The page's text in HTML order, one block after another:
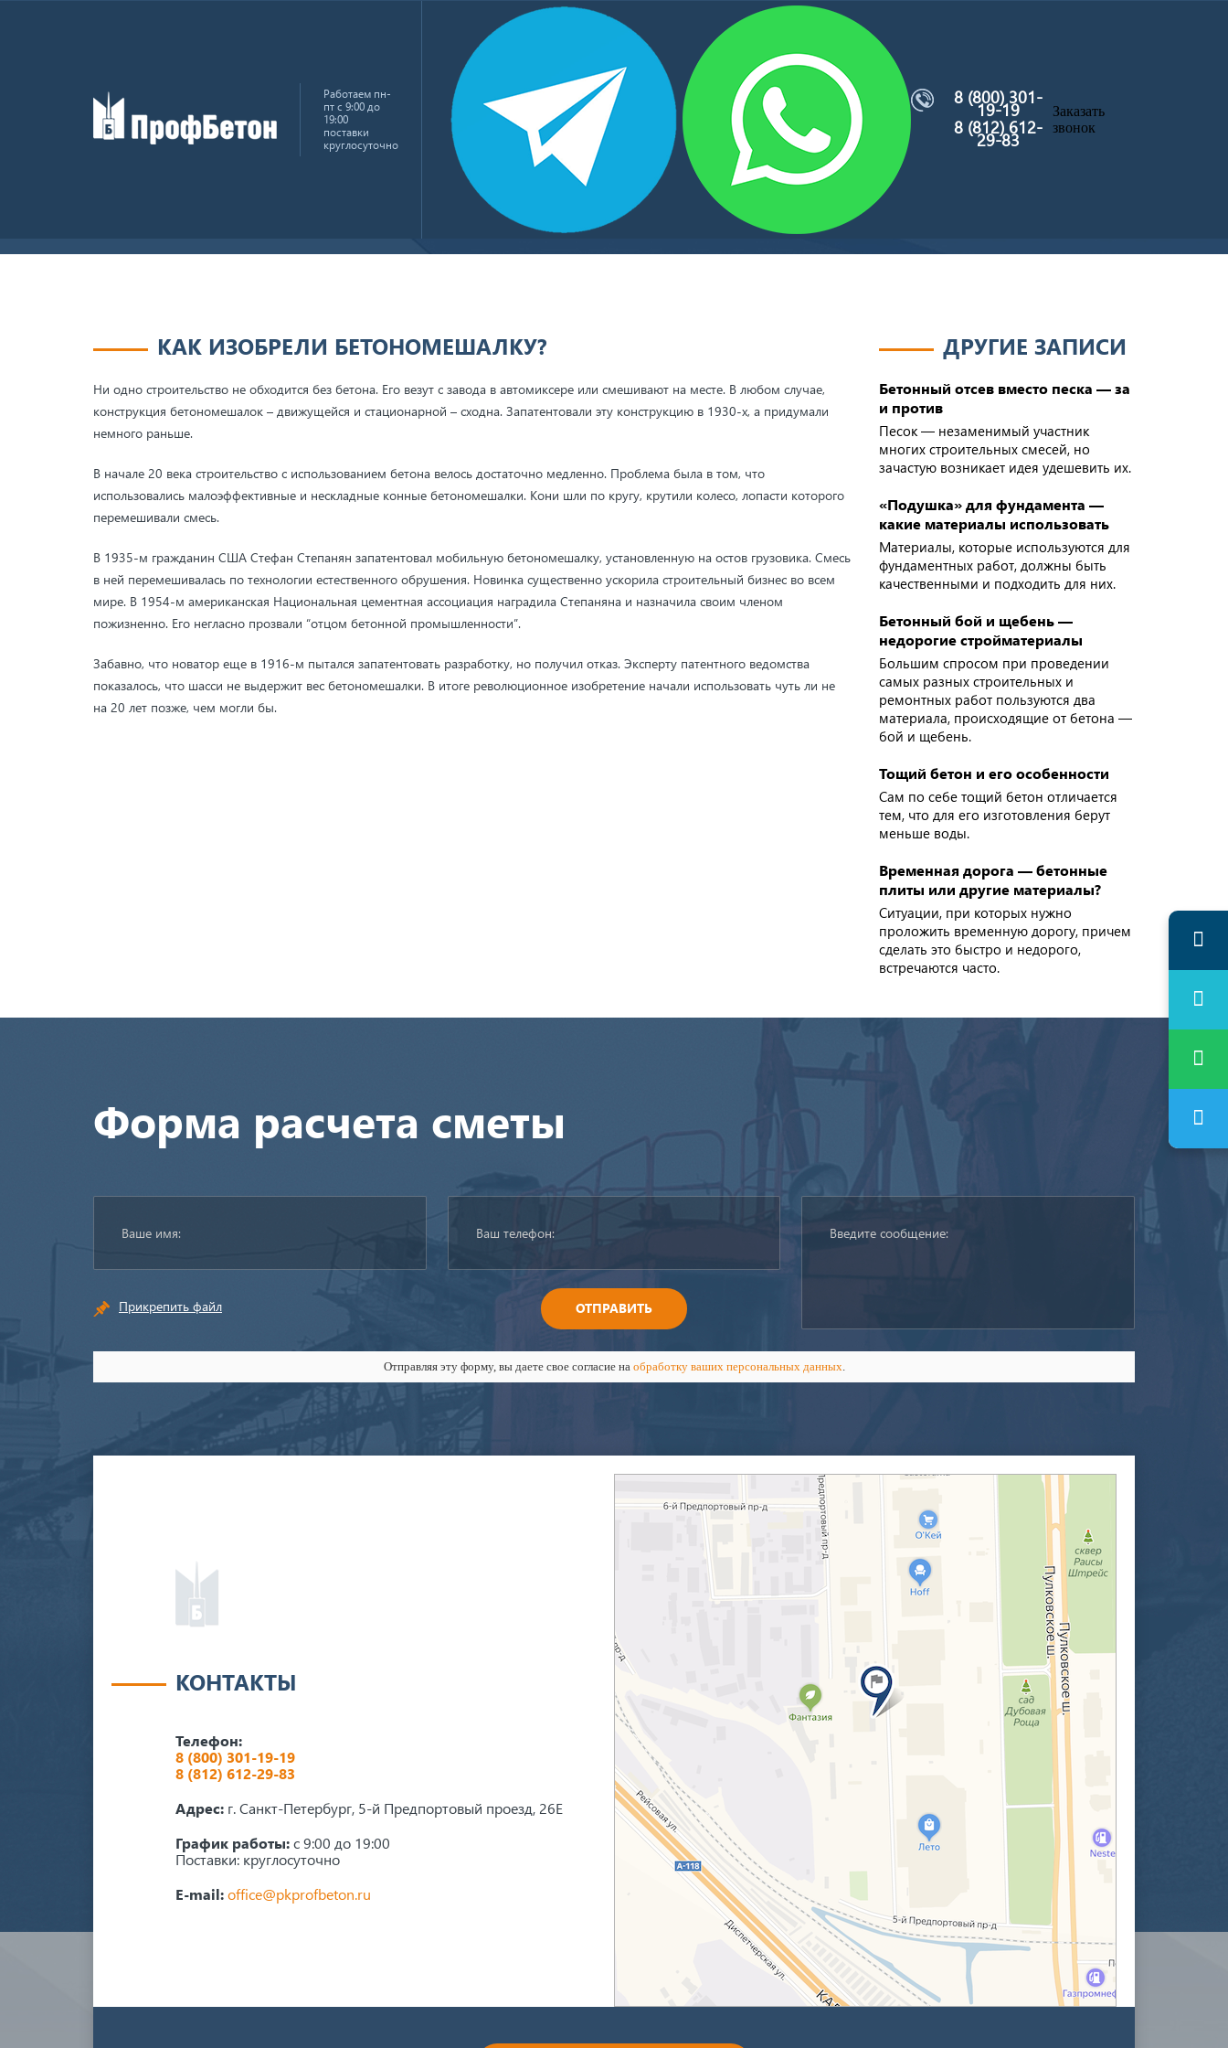
Работаем пн-
пт с 9:00 до
19:00
поставки
круглосуточно
8 (800) 301-
19-19
8 (812) 612-
29-83
Заказать
звонок
БЕТОН ТОВАРНЫЙ КЛИЕНТЫ И ПАРТНЕРЫ КОНТАКТЫ
КАК ИЗОБРЕЛИ БЕТОНОМЕШАЛКУ?
Ни одно строительство не обходится без бетона. Его везут с завода в автомиксере или смешивают на месте. В любом случае,
конструкция бетономешалок – движущейся и стационарной – сходна. Запатентовали эту конструкцию в 1930-х, а придумали
немного раньше.
В начале 20 века строительство с использованием бетона велось достаточно медленно. Проблема была в том, что
использовались малоэффективные и нескладные конные бетономешалки. Кони шли по кругу, крутили колесо, лопасти которого
перемешивали смесь.
В 1935-м гражданин США Стефан Степанян запатентовал мобильную бетономешалку, установленную на остов грузовика. Смесь
в ней перемешивалась по технологии естественного обрушения. Новинка существенно ускорила строительный бизнес во всем
мире. В 1954-м американская Национальная цементная ассоциация наградила Степаняна и назначила своим членом
пожизненно. Его негласно прозвали “отцом бетонной промышленности”.
Забавно, что новатор еще в 1916-м пытался запатентовать разработку, но получил отказ. Эксперту патентного ведомства
показалось, что шасси не выдержит вес бетономешалки. В итоге революционное изобретение начали использовать чуть ли не
на 20 лет позже, чем могли бы.
ДРУГИЕ ЗАПИСИ
Бетонный отсев вместо песка — за
и против
Песок — незаменимый участник
многих строительных смесей, но
зачастую возникает идея удешевить их.
«Подушка» для фундамента —
какие материалы использовать
Материалы, которые используются для
фундаментных работ, должны быть
качественными и подходить для них.
Бетонный бой и щебень —
недорогие стройматериалы
Большим спросом при проведении
самых разных строительных и
ремонтных работ пользуются два
материала, происходящие от бетона —
бой и щебень.
Тощий бетон и его особенности
Сам по себе тощий бетон отличается
тем, что для его изготовления берут
меньше воды.
Временная дорога — бетонные
плиты или другие материалы?
Ситуации, при которых нужно
проложить временную дорогу, причем
сделать это быстро и недорого,
встречаются часто.
Форма расчета сметы
Прикрепить файл ОТПРАВИТЬ
Отправляя эту форму, вы даете свое согласие на обработку ваших персональных данных.
КОНТАКТЫ
Телефон:
8 (800) 301-19-19
8 (812) 612-29-83
Адрес: г. Санкт-Петербург, 5-й Предпортовый проезд, 26Е
График работы:с 9:00 до 19:00
Поставки: круглосуточно
E-mail:office@pkprofbeton.ru